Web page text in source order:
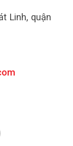
Linh, quận